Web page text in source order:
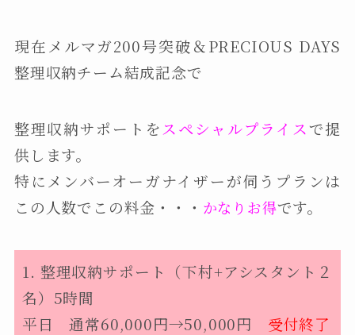
現在メルマガ200号突破＆PRECIOUS DAYS
整理収納チーム結成記念で
整理収納サポートをスペシャルプライスで提
供します。
特にメンバーオーガナイザーが伺うプランは
この人数でこの料金・・・ かなりお得です。
1. 整理収納サポート（下村+アシスタント２
名）5時間
平日 通常60,000円→50,000円 受付終了